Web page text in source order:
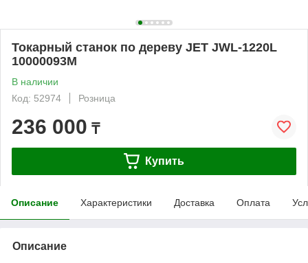
Токарный станок по дереву JET JWL-1220L
10000093M
В наличии
Код: 52974
Розница
236 000 ₸
Купить
Описание Характеристики Доставка Оплата
Описание